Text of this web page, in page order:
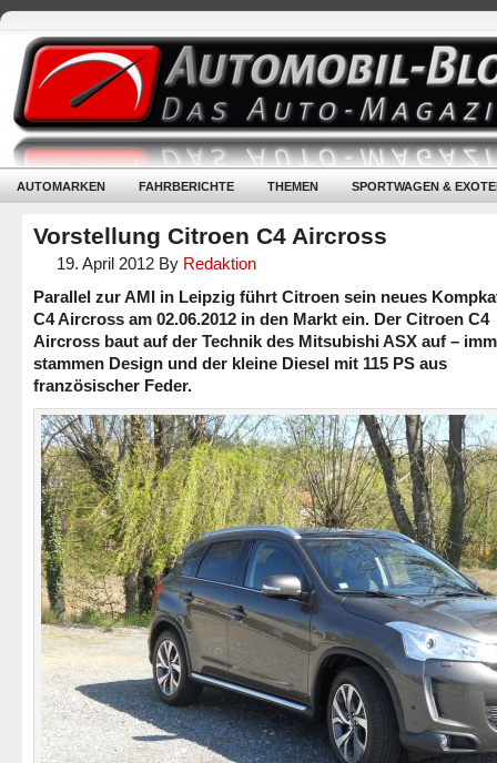
AUTOMARKEN FAHRBERICHTE THEMEN SPORTWAGEN &
Vorstellung Citroen C4 Aircross
19. April 2012 By Redaktion
Parallel zur AMI in Leipzig führt Citroen sein neues
C4 Aircross am 02.06.2012 in den Markt ein. Der Citroen C4
Aircross baut auf der Technik des Mitsubishi ASX auf –
stammen Design und der kleine Diesel mit 115 PS aus
französischer Feder.